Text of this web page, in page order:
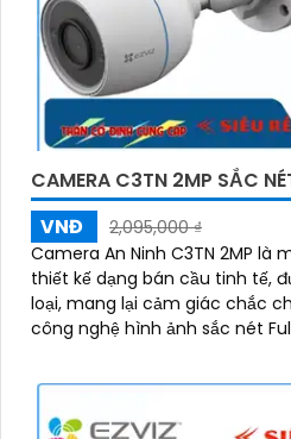
CAMERA C3TN 2MP SẮC
VNĐ
2,095,000 ₫
Camera An Ninh C3TN 2MP là
thiết kế dạng bán cầu tinh tế,
loại, mang lại cảm giác chắc
công nghệ hình ảnh sắc nét